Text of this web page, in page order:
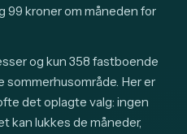
99 kroner om måneden for
og kun 358 fastboende
Her er
det oplagte valg: ingen
kan lukkes de måneder,